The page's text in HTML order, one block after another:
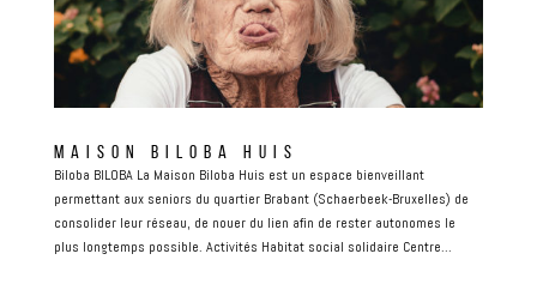
MAISON BILOBA HUIS
Biloba BILOBA La Maison Biloba Huis est un espace bienveillant
permettant aux seniors du quartier Brabant (Schaerbeek-Bruxelles) de
consolider leur réseau, de nouer du lien afin de rester autonomes le
plus longtemps possible. Activités Habitat social solidaire Centre...